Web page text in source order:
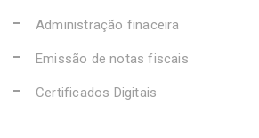
Administração finaceira
Emissão de notas fiscais
Certificados Digitais